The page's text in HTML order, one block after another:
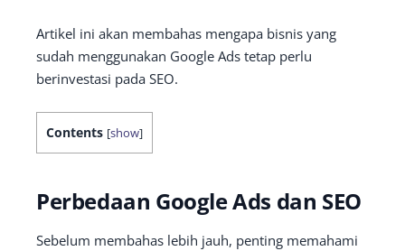
Artikel ini akan membahas mengapa bisnis yang
sudah menggunakan Google Ads tetap perlu
berinvestasi pada SEO.
Contents [show]
Perbedaan Google Ads dan SEO
Sebelum membahas lebih jauh, penting memahami